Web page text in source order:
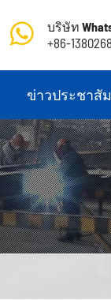
บริษัท
+86-
ข่าวประชาสั